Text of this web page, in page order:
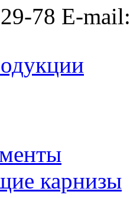
78 E-
карнизы